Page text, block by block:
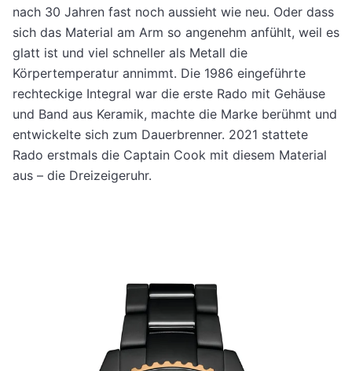
nach 30 Jahren fast noch aussieht wie neu. Oder dass
sich das Material am Arm so angenehm anfühlt, weil es
glatt ist und viel schneller als Metall die
Körpertemperatur annimmt. Die 1986 eingeführte
rechteckige Integral war die erste Rado mit Gehäuse
und Band aus Keramik, machte die Marke berühmt und
entwickelte sich zum Dauerbrenner. 2021 stattete
Rado erstmals die Captain Cook mit diesem Material
aus – die Dreizeigeruhr.